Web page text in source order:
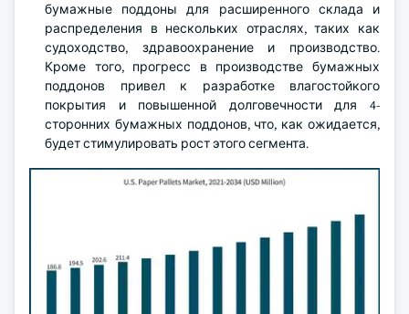
бумажные поддоны для расширенного склада и
распределения в нескольких отраслях, таких как
судоходство, здравоохранение и производство.
Кроме того, прогресс в производстве бумажных
поддонов привел к разработке влагостойкого
покрытия и повышенной долговечности для 4-
сторонних бумажных поддонов, что, как ожидается,
будет стимулировать рост этого сегмента.